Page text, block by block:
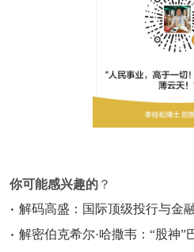
你可能感兴趣的 ？
解码高盛：国际顶级投行与金
解密伯克希尔·哈撒韦：“股神”